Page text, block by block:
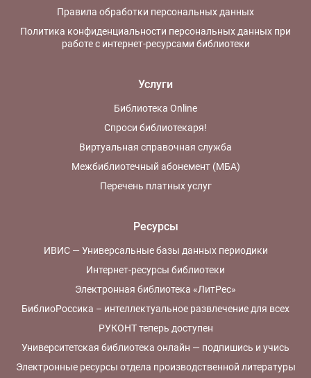
Правила обработки персональных данных
Политика конфиденциальности персональных данных при
работе с интернет-ресурсами библиотеки
Услуги
Библиотека Online
Спроси библиотекаря!
Виртуальная справочная служба
Межбиблиотечный абонемент (МБА)
Перечень платных услуг
Ресурсы
ИВИС — Универсальные базы данных периодики
Интернет-ресурсы библиотеки
Электронная библиотека «ЛитРес»
БиблиоРоссика – интеллектуальное развлечение для всех
РУКОНТ теперь доступен
Университетская библиотека онлайн — подпишись и учись
Электронные ресурсы отдела производственной литературы